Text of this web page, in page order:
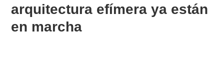
arquitectura efímera ya están
en marcha